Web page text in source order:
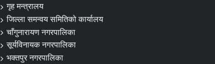
गृह मन्त्रालय
जिल्ला समन्वय समितिको कार्यालय
चाँगुनारायण नगरपालिका
सूर्यविनायक नगरपालिका
भक्तपुर नगरपालिका